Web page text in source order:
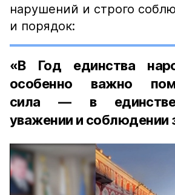
нарушений и строго
и порядок:
«В Год единства
особенно важно
сила — в
уважении и соблюдении